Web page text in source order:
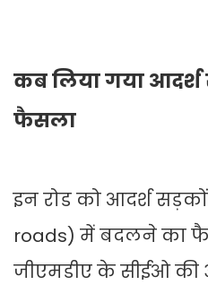
कब लिया गया
फैसला
इन रोड को आदर्श
roads) में बदलने का
जीएमडीए के सीईओ की